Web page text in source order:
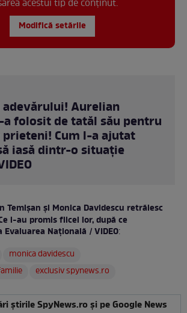
acestui tip de conținut.
Modifică setările
Aurelian
a folosit de tatăl său pentru
prieteni! Cum l-a ajutat
iasă dintr-o situație
Temișan și Monica Davidescu retrăiesc
i-au promis fiicei lor, după ce
Națională / VIDEO:
monica davidescu
exclusiv spynews.ro
știrile SpyNews.ro și pe Google News